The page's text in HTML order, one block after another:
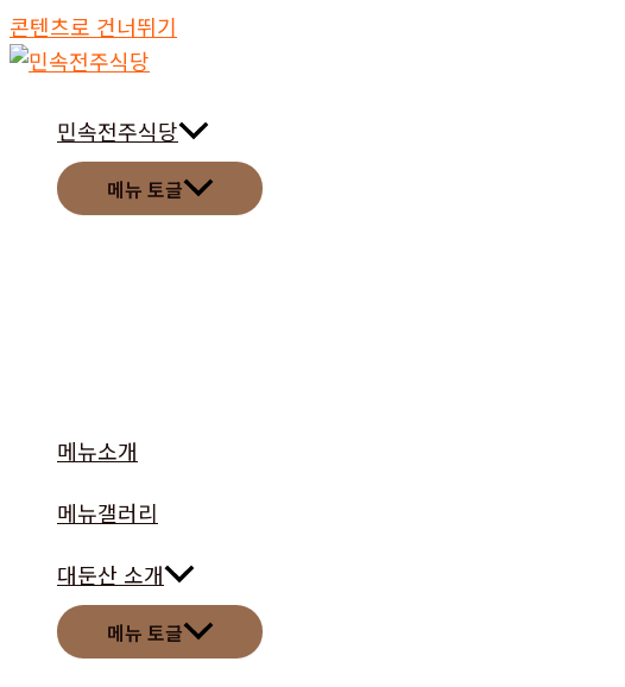
콘텐츠로 건너뛰기
민속전주식당
메뉴 토글
메뉴소개
메뉴갤러리
대둔산 소개
메뉴 토글